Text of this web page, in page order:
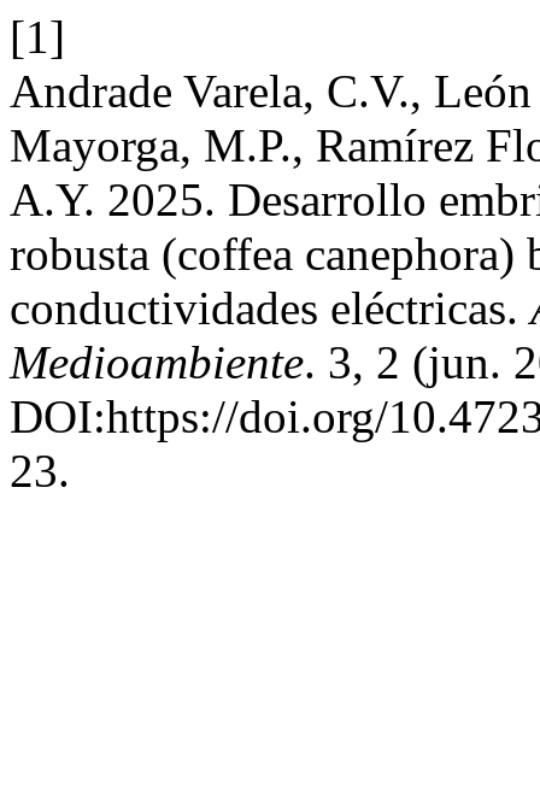
[1]
Andrade Varela, C.V.,
Mayorga, M.P., Ramírez
A.Y. 2025. Desarrollo
robusta (coffea
conductividades eléctricas.
Medioambiente. 3, 2 (jun.
DOI:https://doi.org/
23.